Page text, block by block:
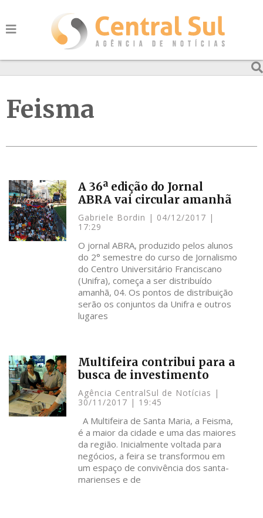
Feisma
A 36ª edição do Jornal
ABRA vai circular amanhã
Gabriele Bordin
04/12/2017
17:29
O jornal ABRA, produzido pelos alunos
do 2° semestre do curso de Jornalismo
do Centro Universitário Franciscano
(Unifra), começa a ser distribuído
amanhã, 04. Os pontos de distribuição
serão os conjuntos da Unifra e outros
lugares
Multifeira contribui para a
busca de investimento
Agência CentralSul de Notícias
30/11/2017
19:45
A Multifeira de Santa Maria, a Feisma,
é a maior da cidade e uma das maiores
da região. Inicialmente voltada para
negócios, a feira se transformou em
um espaço de convivência dos santa-
marienses e de